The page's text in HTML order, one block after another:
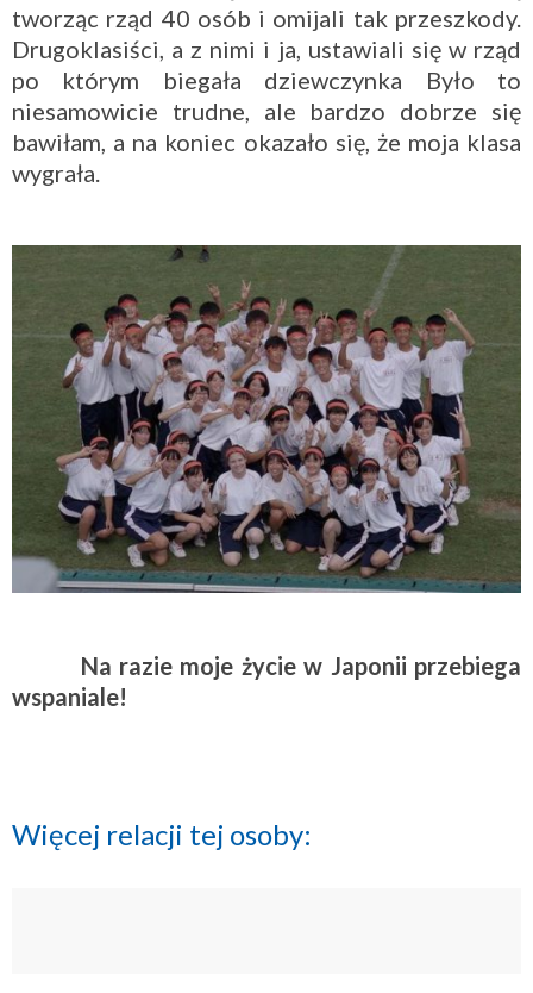
tworząc rząd 40 osób i omijali tak przeszkody.
Drugoklasiści, a z nimi i ja, ustawiali się w rząd
po którym biegała dziewczynka Było to
niesamowicie trudne, ale bardzo dobrze się
bawiłam, a na koniec okazało się, że moja klasa
wygrała.
Na razie moje życie w Japonii przebiega
wspaniale!
Więcej relacji tej osoby: